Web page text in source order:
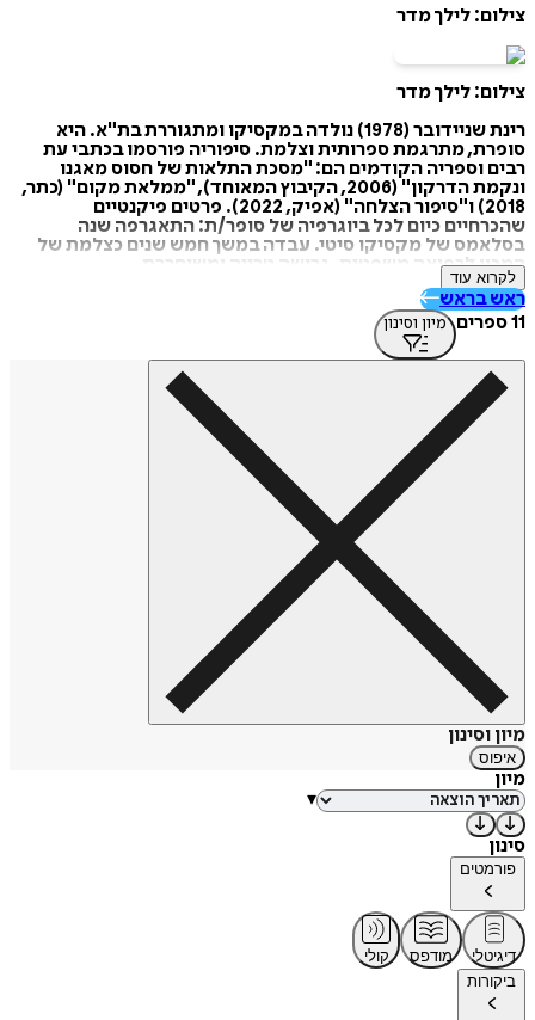
צילום: לילך מדר
צילום: לילך מדר
רינת שניידובר (1978) נולדה במקסיקו ומתגוררת בת"א. היא
סופרת, מתרגמת ספרותית וצלמת. סיפוריה פורסמו בכתבי עת
רבים וספריה הקודמים הם: "מסכת התלאות של חסוס מאגנו
ונקמת הדרקון" (2006, הקיבוץ המאוחד), "ממלאת מקום" (כתר,
2018) ו"סיפור הצלחה" (אפיק, 2022). פרטים פיקנטיים
שהכרחיים כיום לכל ביוגרפיה של סופר/ת: התאגרפה שנה
בסלאמס של מקסיקו סיטי. עבדה במשך חמש שנים כצלמת של
המכון לרפואה משפטית. גרושה טרייה ומשוחררת.
לקרוא עוד
ראש בראש
11 ספרים
מיון וסינון
מיון וסינון
איפוס
מיון
▾
סינון
פורמטים
דיגיטלי מודפס
קולי
ביקורות